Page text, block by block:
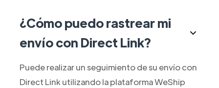
¿Cómo puedo rastrear mi
envío con Direct Link?
Puede realizar un seguimiento de su envío con
Direct Link utilizando la plataforma WeShip